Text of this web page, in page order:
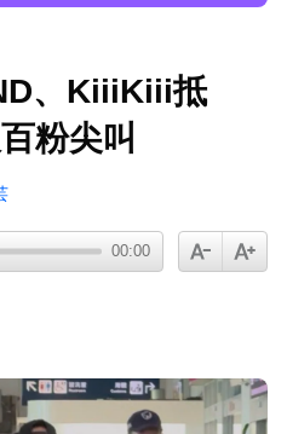
、KiiiKiii抵
粉尖叫
00:00